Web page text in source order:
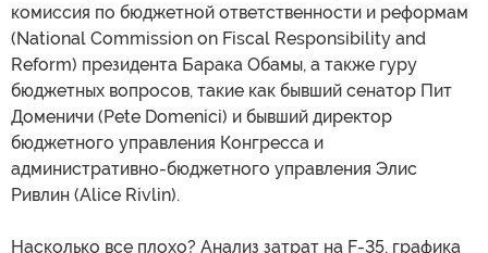
комиссия по бюджетной ответственности и реформам
(National Commission on Fiscal Responsibility and
Reform) президента Барака Обамы, а также гуру
бюджетных вопросов, такие как бывший сенатор Пит
Доменичи (Pete Domenici) и бывший директор
бюджетного управления Конгресса и
административно-бюджетного управления Элис
Ривлин (Alice Rivlin).
Насколько все плохо? Анализ затрат на F-35, графика